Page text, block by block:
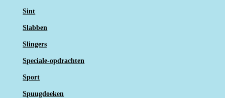
Sint
Slabben
Slingers
Speciale-opdrachten
Sport
Spuugdoeken